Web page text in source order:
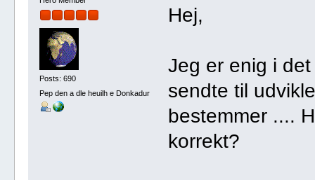
Posts: 690
Pep den a dle heuilh e Donkadur
Hej,
Jeg er enig i
sendte til
bestemmer ....
korrekt?